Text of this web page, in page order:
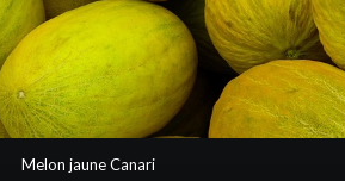
Melon jaune Canari